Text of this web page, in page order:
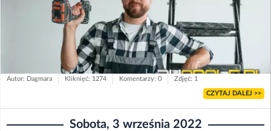
Autor: Dagmara Kliknięć: 1274 Komentarzy: 0 Zdjęć: 1
CZYTAJ DALEJ >>
Sobota, 3 września 2022